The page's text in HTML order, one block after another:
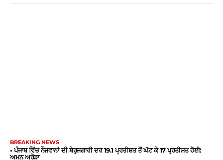
BREAKING NEWS
• ਪੰਜਾਬ ਵਿੱਚ ਨੌਜਵਾਨਾਂ ਦੀ ਬੇਰੁਜ਼ਗਾਰੀ ਦਰ 19.1 ਪ੍ਰਤੀਸ਼ਤ ਤੋਂ ਘੱਟ ਕੇ 17 ਪ੍ਰਤੀਸ਼ਤ ਹੋਈ:
ਅਮਨ ਅਰੋੜਾ